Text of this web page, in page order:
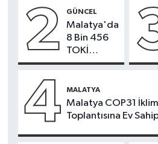
2 GÜNCEL
Malatya'da
8 Bin 456
TOKİ
Konutunun
Bugün
Çekiliyor
4 MALATYA
Malatya COP31
Toplantısına Ev